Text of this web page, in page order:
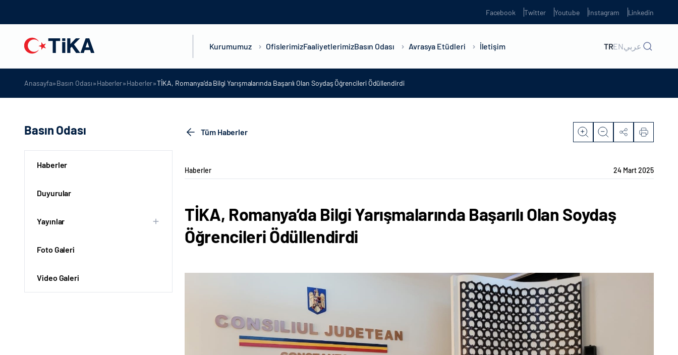
Facebook Twitter Youtube Instagram Linkedin
Kurumumuz OfislerimizFaaliyetlerimizBasın Odası Avrasya Etüdleri İletişim TRENعربي
Anasayfa»Basın Odası»Haberler»Haberler»TİKA, Romanya’da Bilgi Yarışmalarında Başarılı Olan Soydaş Öğrencileri Ödüllendirdi
Basın Odası
Haberler
Duyurular
Yayınlar
Foto Galeri
Video Galeri
Tüm Haberler
Haberler 24 Mart 2025
TİKA, Romanya’da Bilgi Yarışmalarında Başarılı Olan Soydaş
Öğrencileri Ödüllendirdi